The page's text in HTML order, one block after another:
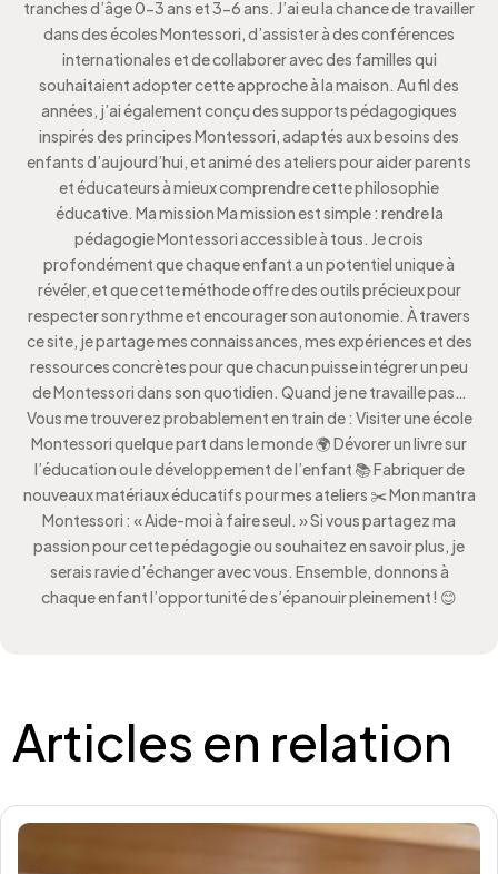
tranches d’âge 0-3 ans et 3-6 ans. J’ai eu la chance de travailler
dans des écoles Montessori, d’assister à des conférences
internationales et de collaborer avec des familles qui
souhaitaient adopter cette approche à la maison. Au fil des
années, j’ai également conçu des supports pédagogiques
inspirés des principes Montessori, adaptés aux besoins des
enfants d’aujourd’hui, et animé des ateliers pour aider parents
et éducateurs à mieux comprendre cette philosophie
éducative. Ma mission Ma mission est simple : rendre la
pédagogie Montessori accessible à tous. Je crois
profondément que chaque enfant a un potentiel unique à
révéler, et que cette méthode offre des outils précieux pour
respecter son rythme et encourager son autonomie. À travers
ce site, je partage mes connaissances, mes expériences et des
ressources concrètes pour que chacun puisse intégrer un peu
de Montessori dans son quotidien. Quand je ne travaille pas…
Vous me trouverez probablement en train de : Visiter une école
Montessori quelque part dans le monde 🌍 Dévorer un livre sur
l’éducation ou le développement de l’enfant 📚 Fabriquer de
nouveaux matériaux éducatifs pour mes ateliers ✂️ Mon mantra
Montessori : « Aide-moi à faire seul. » Si vous partagez ma
passion pour cette pédagogie ou souhaitez en savoir plus, je
serais ravie d’échanger avec vous. Ensemble, donnons à
chaque enfant l’opportunité de s’épanouir pleinement ! 😊
Articles en relation